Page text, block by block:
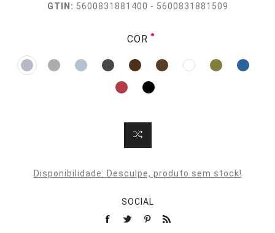
GTIN: 5600831881400 - 5600831881509
COR
Disponibilidade: Desculpe, produto sem stock!
SOCIAL